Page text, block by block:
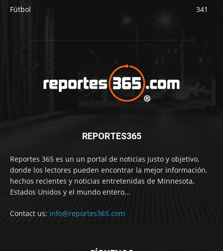
Fútbol
341
REPORTES365
Reportes 365 es un un portal de noticias justo y objetivo,
donde los lectores pueden encontrar la mejor información,
hechos recientes y noticias entretenidas de Minnesota,
Estados Unidos y el mundo entero...
Contact us: info@reportes365.com